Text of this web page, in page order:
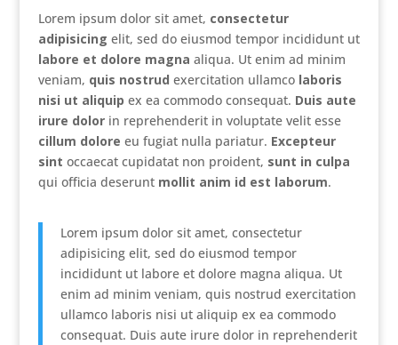
Lorem ipsum dolor sit amet, consectetur
adipisicing elit, sed do eiusmod tempor incididunt ut
labore et dolore magna aliqua. Ut enim ad minim
veniam, quis nostrud exercitation ullamco laboris
nisi ut aliquip ex ea commodo consequat. Duis aute
irure dolorin reprehenderit in voluptate velit esse
cillum dolore eu fugiat nulla pariatur. Excepteur
sint occaecat cupidatat non proident, sunt in culpa
qui officia deserunt mollit anim id est laborum.
Lorem ipsum dolor sit amet, consectetur
adipisicing elit, sed do eiusmod tempor
incididunt ut labore et dolore magna aliqua. Ut
enim ad minim veniam, quis nostrud exercitation
ullamco laboris nisi ut aliquip ex ea commodo
consequat. Duis aute irure dolor in reprehenderit